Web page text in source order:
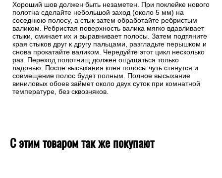
Хороший шов должен быть незаметен. При поклейке нового
полотна сделайте небольшой заход (около 5 мм) на
соседнюю полосу, а стык затем обработайте ребристым
валиком. Ребристая поверхность валика мягко вдавливает
стыки, сминает их и выравнивает полосы. Затем подтяните
края стыков друг к другу пальцами, разгладьте перышком и
снова прокатайте валиком. Чередуйте этот цикл несколько
раз. Переход полотнищ должен ощущаться только
ладонью. После высыхания клея полосы чуть стянутся и
совмещение полос будет полным. Полное высыхание
виниловых обоев займет около двух суток при комнатной
температуре, без сквозняков.
С этим товаром так же покупают